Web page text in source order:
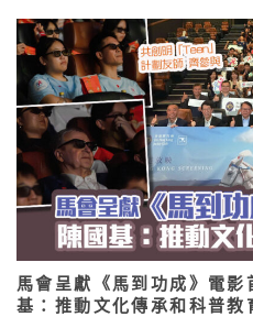
馬會呈獻《馬到功成》電
基：推動文化傳承和科普教